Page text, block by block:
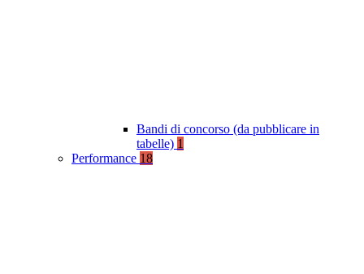
Bandi di concorso (da pubblicare in
tabelle) 1
Performance 18